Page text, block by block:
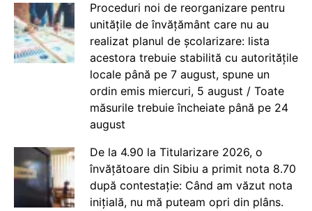
Proceduri noi de reorganizare pentru
unitățile de învățământ care nu au
realizat planul de școlarizare: lista
acestora trebuie stabilită cu autoritățile
locale până pe 7 august, spune un
ordin emis miercuri, 5 august / Toate
măsurile trebuie încheiate până pe 24
august
De la 4.90 la Titularizare 2026, o
învățătoare din Sibiu a primit nota 8.70
după contestație: Când am văzut nota
inițială, nu mă puteam opri din plâns.